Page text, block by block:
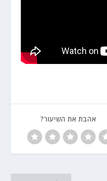
אהבת את השיעור?